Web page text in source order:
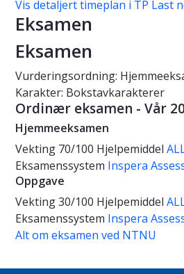
Vis detaljert timeplan i TP Last
Eksamen
Eksamen
Vurderingsordning:
Karakter: Bokstavkarakterer
Ordinær eksamen - Vår
Hjemmeeksamen
Vekting 70/100 Hjelpemiddel
Eksamenssystem Inspera
Oppgave
Vekting30/100 Hjelpemiddel
Eksamenssystem Inspera
Alt om eksamen ved NTNU